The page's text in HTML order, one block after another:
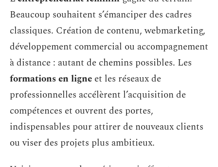
Beaucoup souhaitent s’émanciper des cadres
classiques. Création de contenu, webmarketing,
développement commercial ou accompagnement
à distance : autant de chemins possibles. Les
formations en ligne et les réseaux de
professionnelles accélèrent l’acquisition de
compétences et ouvrent des portes,
indispensables pour attirer de nouveaux clients
ou viser des projets plus ambitieux.